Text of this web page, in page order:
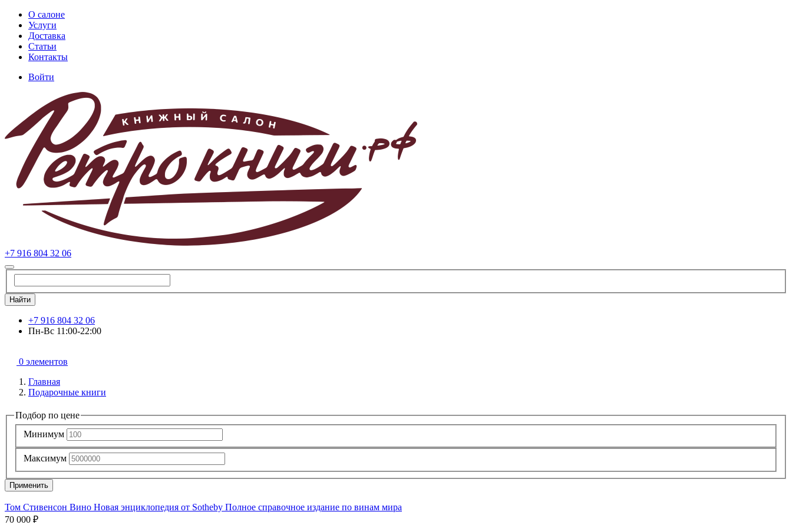
Перейти
основному
содержанию
Основная
навигация
О салоне
Услуги
Доставка
Статьи
Контакты
учётной
записи
пользователя
Войти
+7 916 804 32 06
Найти
+7 916 804 32 06
Пн-Вс 11:00-22:00
0 элементов
Главная
Подарочные книги
Подбор по цене
Минимум
Максимум
Применить
Том Стивенсон Вино Новая энциклопедия от Sotheby Полное справочное издание по винам мира
70 000 ₽